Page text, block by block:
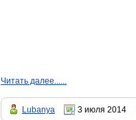
Читать далее......
Lubanya 3 июля 2014